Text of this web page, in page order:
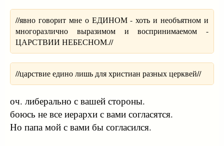
//явно говорит мне о ЕДИНОМ - хоть и необъятном и
многоразлично выразимом и воспринимаемом -
ЦАРСТВИИ НЕБЕСНОМ.//
//царствие едино лишь для христиан разных церквей//
оч. либерально с вашей стороны.
боюсь не все иерархи с вами согласятся.
Но папа мой с вами бы согласился.